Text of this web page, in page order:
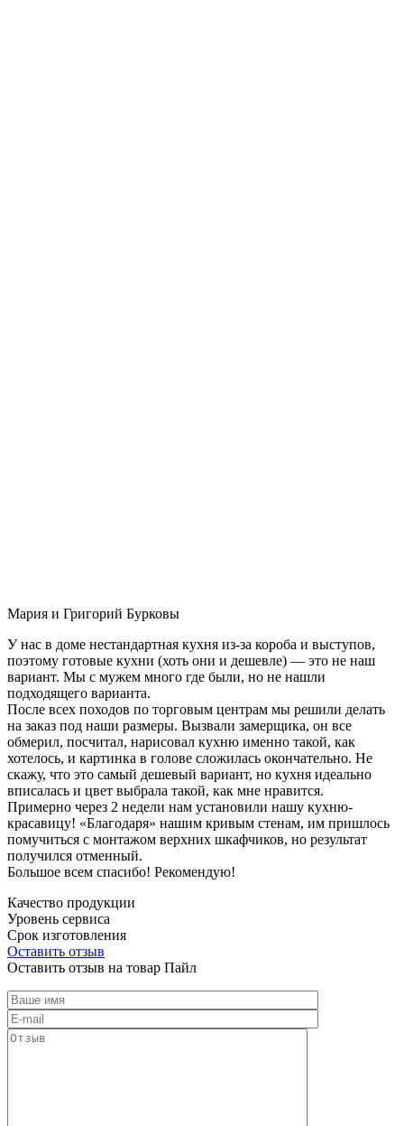
Мария и Григорий Бурковы
У нас в доме нестандартная кухня из-за короба и выступов,
поэтому готовые кухни (хоть они и дешевле) — это не наш
вариант. Мы с мужем много где были, но не нашли
подходящего варианта.
После всех походов по торговым центрам мы решили делать
на заказ под наши размеры. Вызвали замерщика, он все
обмерил, посчитал, нарисовал кухню именно такой, как
хотелось, и картинка в голове сложилась окончательно. Не
скажу, что это самый дешевый вариант, но кухня идеально
вписалась и цвет выбрала такой, как мне нравится.
Примерно через 2 недели нам установили нашу кухню-
красавицу! «Благодаря» нашим кривым стенам, им пришлось
помучиться с монтажом верхних шкафчиков, но результат
получился отменный.
Большое всем спасибо! Рекомендую!
Качество продукции
Уровень сервиса
Срок изготовления
Оставить отзыв
Оставить отзыв на товар Пайл